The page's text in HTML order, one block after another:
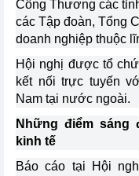
Công Thương các
các Tập đoàn, Tổng
doanh nghiệp thuộc
Hội nghị được tổ
kết nối trực tuyến
Nam tại nước ngoài.
Những điểm sáng
kinh tế
Báo cáo tại Hội